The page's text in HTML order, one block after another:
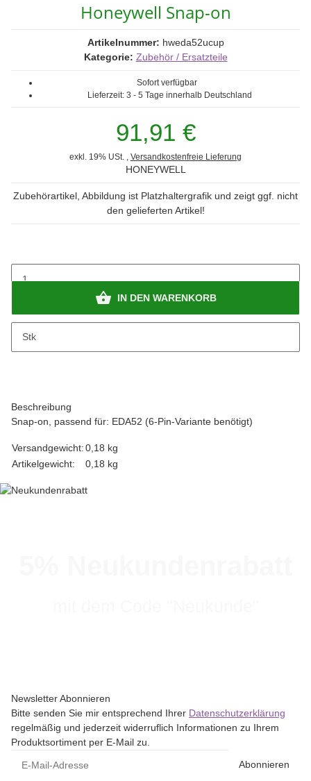
Honeywell Snap-on
Artikelnummer: hweda52ucup
Kategorie: Zubehör / Ersatzteile
Sofort verfügbar
Lieferzeit: 3 - 5 Tage innerhalb Deutschland
91,91 €
exkl. 19% USt. , Versandkostenfreie Lieferung
HONEYWELL
Zubehörartikel, Abbildung ist Platzhaltergrafik und zeigt ggf. nicht
den gelieferten Artikel!
Stk
IN DEN WARENKORB
Bitte beachten Sie das Abnahmeintervall von 1 Stk.
Beschreibung
Snap-on, passend für: EDA52 (6-Pin-Variante benötigt)
Versandgewicht:0,18 kg
Artikelgewicht:
0,18 kg
Newsletter Abonnieren
Bitte senden Sie mir entsprechend Ihrer Datenschutzerklärung
regelmäßig und jederzeit widerruflich Informationen zu Ihrem
Produktsortiment per E-Mail zu.
Abonnieren